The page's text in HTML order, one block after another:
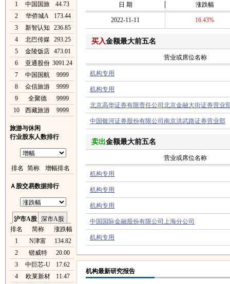
1
中国国旅
44.73
2
华侨城A
173.44
3
新智认知
236.85
4
北巴传媒
293.25
5
金陵饭店
473.01
6
亚通股份 3091.24
7
中国国航
9999
8
众信旅游
9999
9
全聚德
9999
10
西藏旅游 9999
旅游与休闲
行业股东人数排行
排名 简称 增幅排名
Ａ股交易数据排行
沪市A股 深市A股
排名
简称
涨跌幅
1
N津富
134.82
2
锴威特
20.00
3
中巨芯-U
17.62
4
欧莱新材
11.47
日 期 涨跌幅
2022-11-11 16.43%
买入金额最大前五名
营业或席位名称
机构专用
机构专用
北京高华证券有限责任公司北京金融大街证券营业
中国银河证券股份有限公司南京洪武路证券营业部
卖出金额最大前五名
营业或席位名称
机构专用
机构专用
机构专用
中国国际金融股份有限公司上海分公司
机构专用
机构最新研究报告